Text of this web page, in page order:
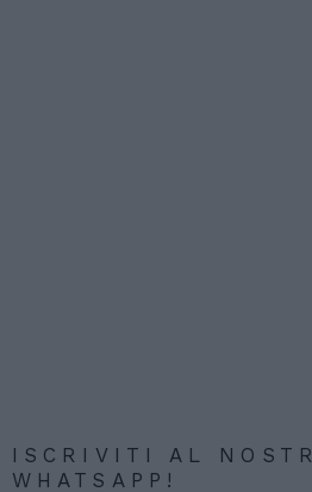
ISCRIVITI AL
WHATSAPP!